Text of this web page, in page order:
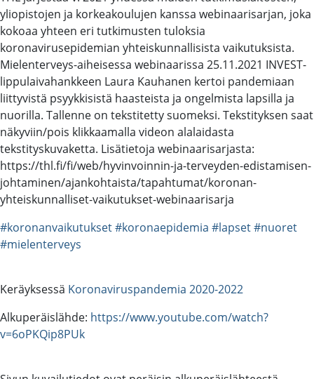
yliopistojen ja korkeakoulujen kanssa webinaarisarjan, joka
kokoaa yhteen eri tutkimusten tuloksia
koronavirusepidemian yhteiskunnallisista vaikutuksista.
Mielenterveys-aiheisessa webinaarissa 25.11.2021 INVEST-
lippulaivahankkeen Laura Kauhanen kertoi pandemiaan
liittyvistä psyykkisistä haasteista ja ongelmista lapsilla ja
nuorilla. Tallenne on tekstitetty suomeksi. Tekstityksen saat
näkyviin/pois klikkaamalla videon alalaidasta
tekstityskuvaketta. Lisätietoja webinaarisarjasta:
https://thl.fi/fi/web/hyvinvoinnin-ja-terveyden-edistamisen-
johtaminen/ajankohtaista/tapahtumat/koronan-
yhteiskunnalliset-vaikutukset-webinaarisarja
#koronanvaikutukset#koronaepidemia #lapset#nuoret
#mielenterveys
Keräyksessä Koronaviruspandemia 2020-2022
Alkuperäislähde: https://www.youtube.com/watch?
v=6oPKQip8PUk